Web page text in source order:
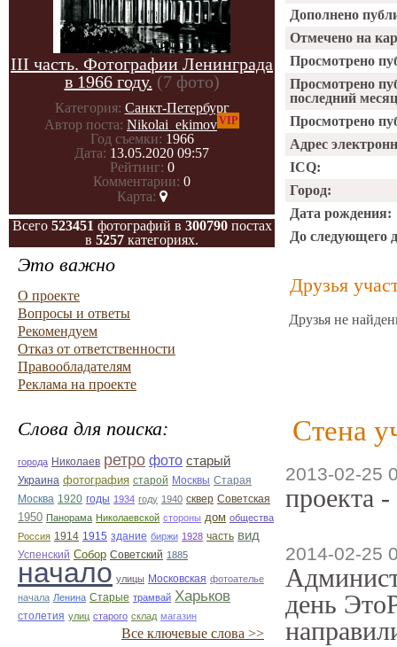
III часть. Фотографии Ленинграда
в 1966 году. (7 фото)
Категория: Санкт-Петербург
Автор поста: Nikolai_ekimovVIP
Год съемки: 1966
Дата: 13.05.2020 09:57
Рейтинг: 0
Комментарии: 0
Карта:
Всего 523451 фотографий в 300790постах
в 5257 категориях.
Это важно
О проекте
Вопросы и ответы
Рекомендуем
Отказ от ответственности
Правообладателям
Реклама на проекте
Слова для поиска:
города Николаев ретро фото старый
Украина фотография старой Москвы Старая
Москва 1920 годы 1934 году 1940 сквер Советская
1950 Панорама Николаевской стороны дом общества
Россия 1914 1915 здание биржи 1928 часть вид
Успенский Собор Советский 1885
начало улицы Московская фотоателье
начала Ленина Старые трамвай Харьков
столетия улиц старого склад магазин
Все ключевые слова >>
Дополнено
Отмечено на
Просмотрено
Просмотрено
последний
Просмотрено
Адрес
ICQ:
Город:
Дата рождения:
До следующего
Друзья
Друзья не
Стена
2013-02-25
проекта
2014-02-25
день